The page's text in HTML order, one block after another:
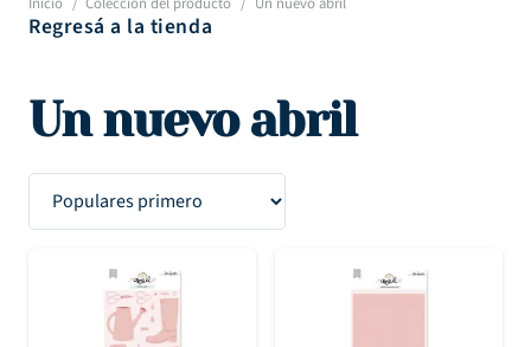
Regresá a la tienda
Un nuevo abril